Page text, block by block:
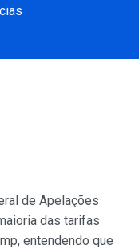
de Apelações
das tarifas
entendendo que